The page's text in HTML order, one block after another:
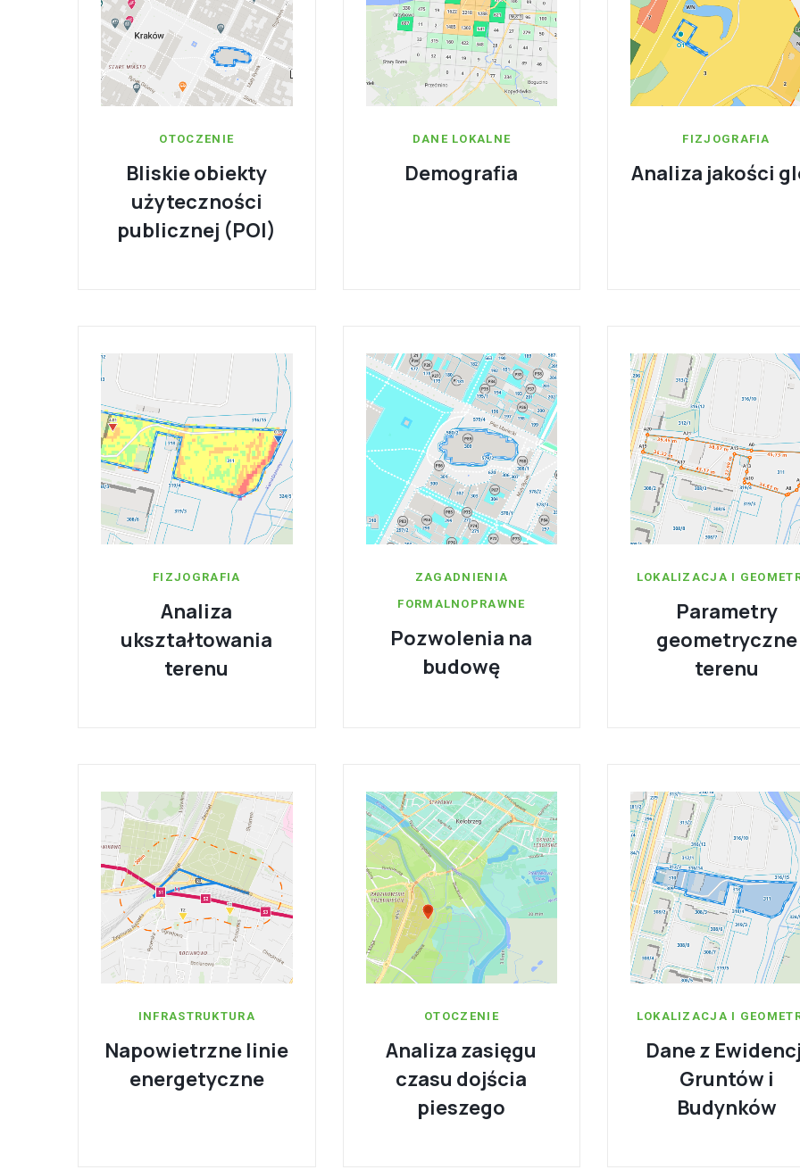
OTOCZENIE
Bliskie obiekty
użyteczności
publicznej (POI)
DANE LOKALNE
Demografia
FIZJOGRAFIA
Analiza jakości
FIZJOGRAFIA
Analiza
ukształtowania
terenu
ZAGADNIENIA
FORMALNOPRAWNE
Pozwolenia na
budowę
LOKALIZACJA I
Parametry
geometryczne
terenu
INFRASTRUKTURA
Napowietrzne linie
energetyczne
OTOCZENIE
Analiza zasięgu
czasu dojścia
pieszego
LOKALIZACJA I
Dane z
Gruntów i
Budynków